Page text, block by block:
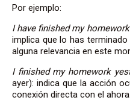
Por ejemplo:
I have finished my homework
implica que lo has
alguna relevancia en este
I finished my homework
ayer): indica que la acción
conexión directa con el ahora.